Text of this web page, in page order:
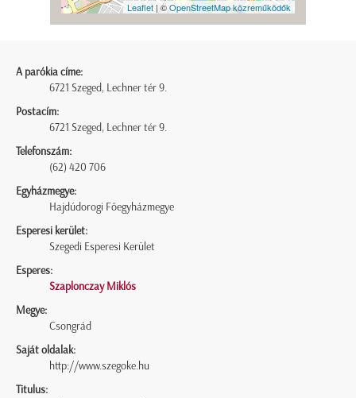
Leaflet | ©OpenStreetMap közreműködők
A parókia címe:
6721 Szeged, Lechner tér 9.
Postacím:
6721 Szeged, Lechner tér 9.
Telefonszám:
(62) 420 706
Egyházmegye:
Hajdúdorogi Főegyházmegye
Esperesi kerület:
Szegedi Esperesi Kerület
Esperes:
Szaplonczay Miklós
Megye:
Csongrád
Saját oldalak:
http://www.szegoke.hu
Titulus: